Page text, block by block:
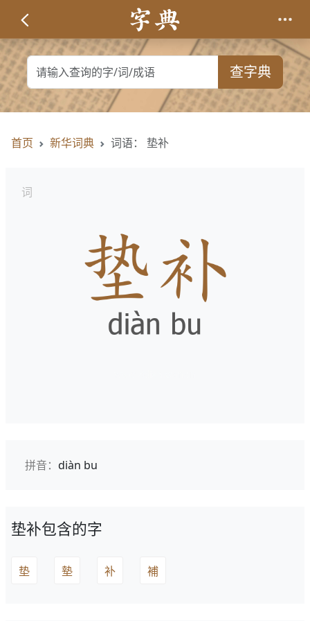
查字典
首页 新华词典 词语： 垫补
词
拼音： diàn bu
垫补包含的字
垫 墊 补 補